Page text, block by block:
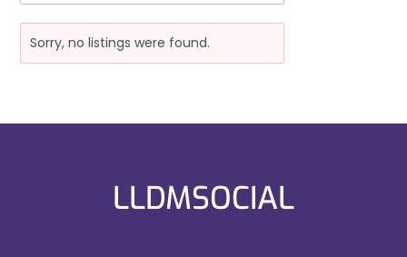
Sorry, no listings were found.
LLDMSOCIAL